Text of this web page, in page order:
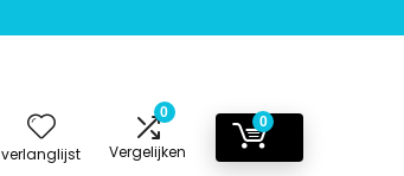
verlanglijst
0
Vergelijken
0